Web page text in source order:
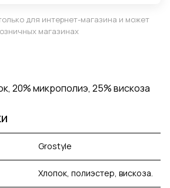
для интернет-магазина и может
магазинах
20% микрополиэ, 25% вискоза
Grostyle
Хлопок, полиэстер, вискоза.